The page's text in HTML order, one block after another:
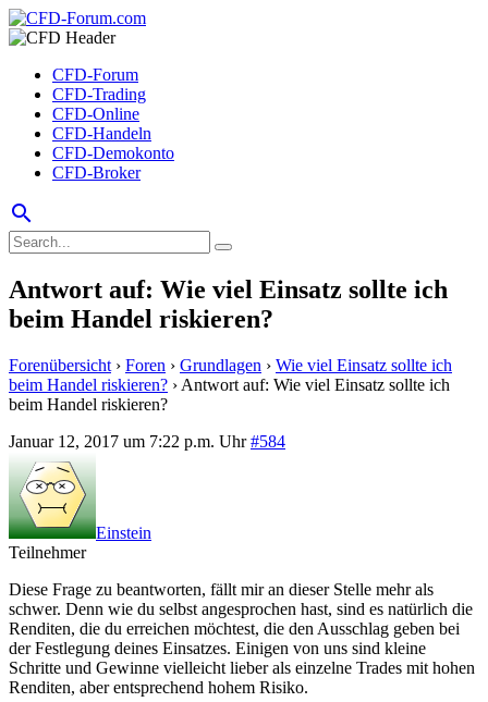
CFD-Forum
CFD-Trading
CFD-Online
CFD-Handeln
CFD-Demokonto
CFD-Broker
search
Antwort auf: Wie viel Einsatz sollte ich
beim Handel riskieren?
Forenübersicht › Foren › Grundlagen › Wie viel Einsatz sollte ich
beim Handel riskieren? › Antwort auf: Wie viel Einsatz sollte ich
beim Handel riskieren?
Januar 12, 2017 um 7:22 p.m. Uhr #584
Einstein
Teilnehmer
Diese Frage zu beantworten, fällt mir an dieser Stelle mehr als
schwer. Denn wie du selbst angesprochen hast, sind es natürlich die
Renditen, die du erreichen möchtest, die den Ausschlag geben bei
der Festlegung deines Einsatzes. Einigen von uns sind kleine
Schritte und Gewinne vielleicht lieber als einzelne Trades mit hohen
Renditen, aber entsprechend hohem Risiko.